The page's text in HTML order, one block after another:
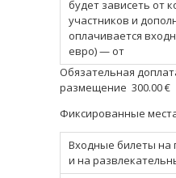
будет зависеть от
участников и
оплачивается
евро) — от
Обязательная
размещение 300.00 €
Фиксированные
Входные билеты
и на